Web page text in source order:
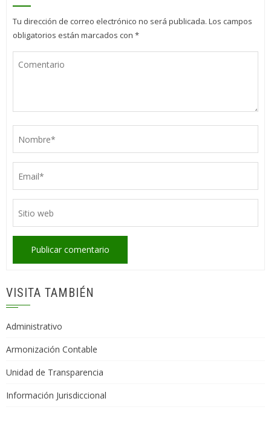
Tu dirección de correo electrónico no será publicada. Los campos
obligatorios están marcados con *
VISITA TAMBIÉN
Administrativo
Armonización Contable
Unidad de Transparencia
Información Jurisdiccional